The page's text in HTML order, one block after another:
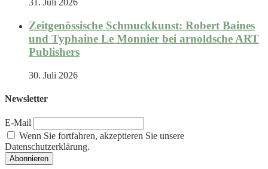
31. Juli 2026
Zeitgenössische Schmuckkunst: Robert Baines
und Typhaine Le Monnier bei arnoldsche ART
Publishers
30. Juli 2026
Newsletter
E-Mail
Wenn Sie fortfahren, akzeptieren Sie unsere
Datenschutzerklärung.